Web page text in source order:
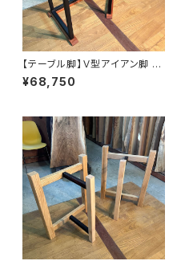
【テーブル脚】Ｖ型アイアン脚 脚
地グランデ【平板カリン材】H68
5 W495~665 D415~585㎜
¥68,750